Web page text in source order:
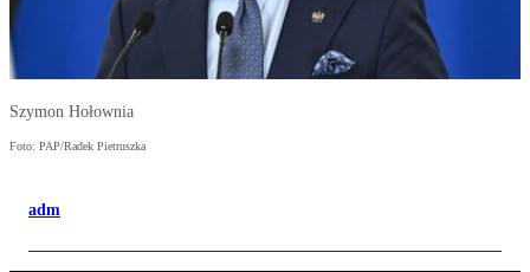
Szymon Hołownia
Foto: PAP/Radek Pietruszka
adm